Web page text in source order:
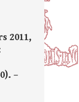
2011,
–